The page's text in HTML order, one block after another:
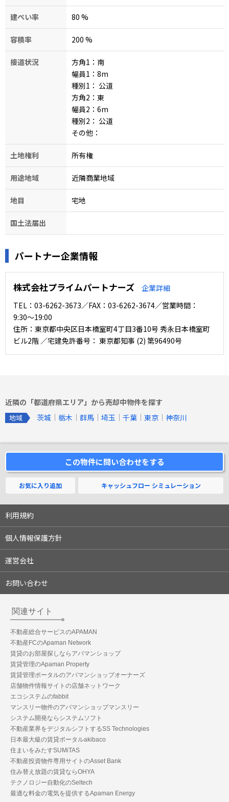
建ぺい率 80 %
容積率 200 %
接道状況
方角1：南
幅員1：8m
種別1： 公道
方角2：東
幅員2：6m
種別2： 公道
その他：
土地権利 所有権
用途地域 近隣商業地域
地目 宅地
国土法届出
パートナー企業情報
株式会社プライムパートナーズ
企業詳細
TEL：03-6262-3673／FAX：03-6262-3674／営業時間：
9:30〜19:00
住所：東京都中央区日本橋室町4丁目3番10号 秀永日本橋室町
ビル2階 ／宅建免許番号： 東京都知事 (2) 第96490号
近隣の「都道府県エリア」から売却中物件を探す
地域 茨城 栃木 群馬 埼玉 千葉 東京 神奈川
この物件に問い合わせをする
お気に入り追加 キャッシュフロー シミュレーション
利用規約
個人情報保護方針
運営会社
お問い合わせ
関連サイト
不動産総合サービスのAPAMAN
不動産FCのApaman Network
賃貸のお部屋探しならアパマンショップ
賃貸管理のApaman Property
賃貸管理ポータルのアパマンショップオーナーズ
店舗物件情報サイトの店舗ネットワーク
エコシステムのfabbit
マンスリー物件のアパマンショップマンスリー
システム開発ならシステムソフト
不動産業界をデジタルシフトするSS Technologies
日本最大級の賃貸ポータルakibaco
住まいをみたすSUMiTAS
不動産投資物件専用サイトのAsset Bank
住み替え放題の賃貸ならOHYA
テクノロジー自動化のSeltech
最適な料金の電気を提供するApaman Energy